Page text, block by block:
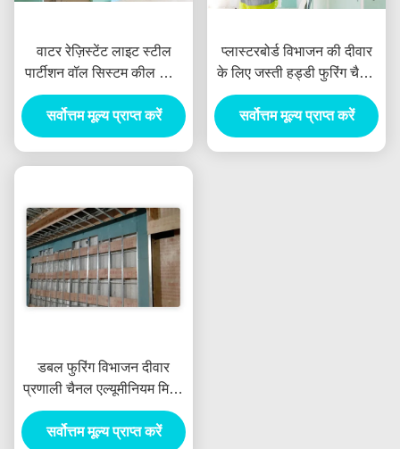
वाटर रेज़िस्टेंट लाइट स्टील
पार्टीशन वॉल सिस्टम कील जिंक
कोटेड
सर्वोत्तम मूल्य प्राप्त करें
प्लास्टरबोर्ड विभाजन की दीवार
के लिए जस्ती हड्डी फुरिंग चैनल
वॉल ट्रैक 50 मिमी चौड़ाई
सर्वोत्तम मूल्य प्राप्त करें
डबल फुरिंग विभाजन दीवार
प्रणाली चैनल एल्यूमीनियम मिश्र
धातु सामग्री
सर्वोत्तम मूल्य प्राप्त करें